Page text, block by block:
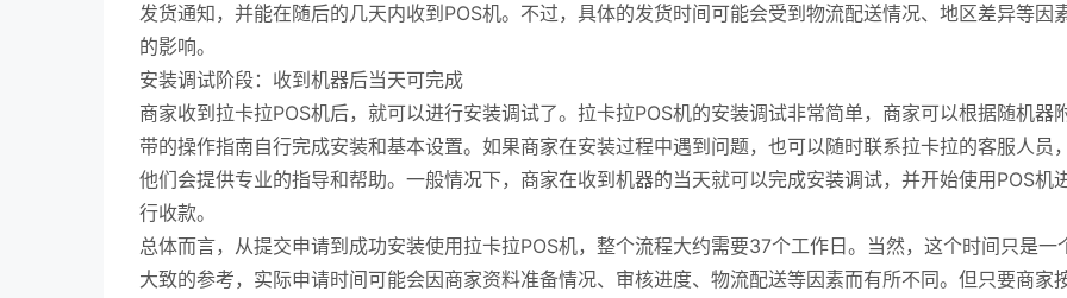
发货通知，并能在随后的几天内收到POS机。不过，具体的发货时间可能会受到物流配送情况、地区差异等因
的影响。
安装调试阶段：收到机器后当天可完成
商家收到拉卡拉POS机后，就可以进行安装调试了。拉卡拉POS机的安装调试非常简单，商家可以根据随机器
带的操作指南自行完成安装和基本设置。如果商家在安装过程中遇到问题，也可以随时联系拉卡拉的客服人员，
他们会提供专业的指导和帮助。一般情况下，商家在收到机器的当天就可以完成安装调试，并开始使用POS机
行收款。
总体而言，从提交申请到成功安装使用拉卡拉POS机，整个流程大约需要37个工作日。当然，这个时间只是一
大致的参考，实际申请时间可能会因商家资料准备情况、审核进度、物流配送等因素而有所不同。但只要商家